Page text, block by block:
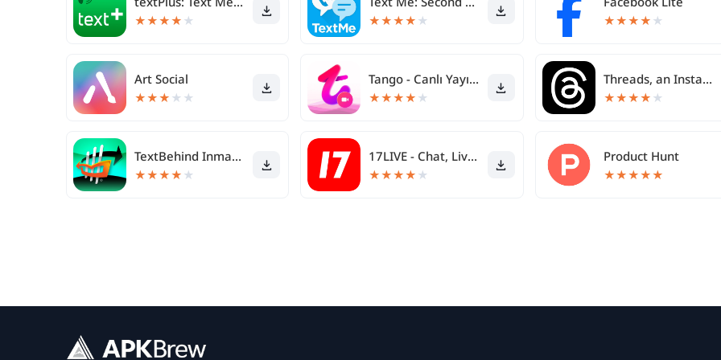
★★★★ ★ ★★★★ ★ ★★★★ ★
Art Social
★★★ ★ ★
Tango - Canlı Yayın & Sohbet
★★★★ ★
Threads, an Instagram app
★★★★ ★
TextBehind Inmate Texting App
★★★★ ★
17LIVE - Chat, Live streaming
★★★★ ★
Product Hunt
★★★★★